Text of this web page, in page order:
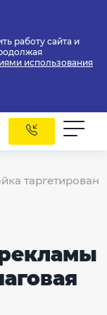
работу сайта и
использования